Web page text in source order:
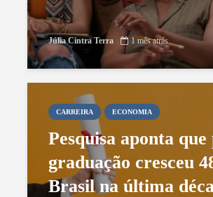
Júlia Cintra Terra 1 mês atrás
CARREIRA ECONOMIA
Pesquisa aponta que
graduação cresceu
Brasil na última